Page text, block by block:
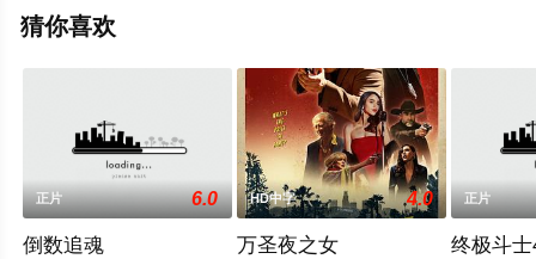
删减完整版电影大全就上星空电影网，更多相关信息可移
猜你喜欢
正片 6.0
倒数追魂
HD中字 4.0
万圣夜之女
正片
终极斗士